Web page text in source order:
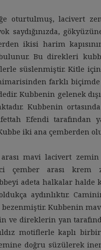
oturtulmuş, lacivert
saydığınızda,
ikisi harim
Bu direkleri
süslenmiştir. Kitle
farklı
Kubbenin gelenek
Kubbenin
Efendi tarafından
iki ana çemberden
mavi lacivert zemin
çember arası
adeta halkalar halde
aydınlıktır.
Kubbenin
ve direklerin yan
motiflerle kaplı
doğru süzülerek